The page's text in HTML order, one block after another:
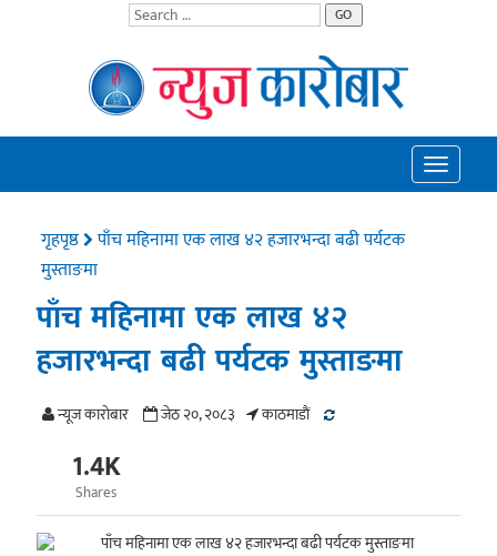
GO
Toggle
गृहपृष्ठ
पाँच महिनामा एक लाख ४२ हजारभन्दा बढी पर्यटक
मुस्ताङमा
पाँच महिनामा एक लाख ४२
हजारभन्दा बढी पर्यटक मुस्ताङमा
न्यूज काराेबार जेठ २०, २०८३ काठमाडाैं
1.4K
Shares